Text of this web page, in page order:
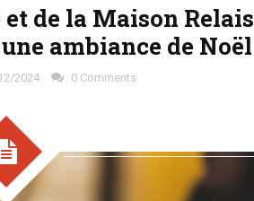
et de la Maison Relais
ambiance de Noël
2024 0 Comments